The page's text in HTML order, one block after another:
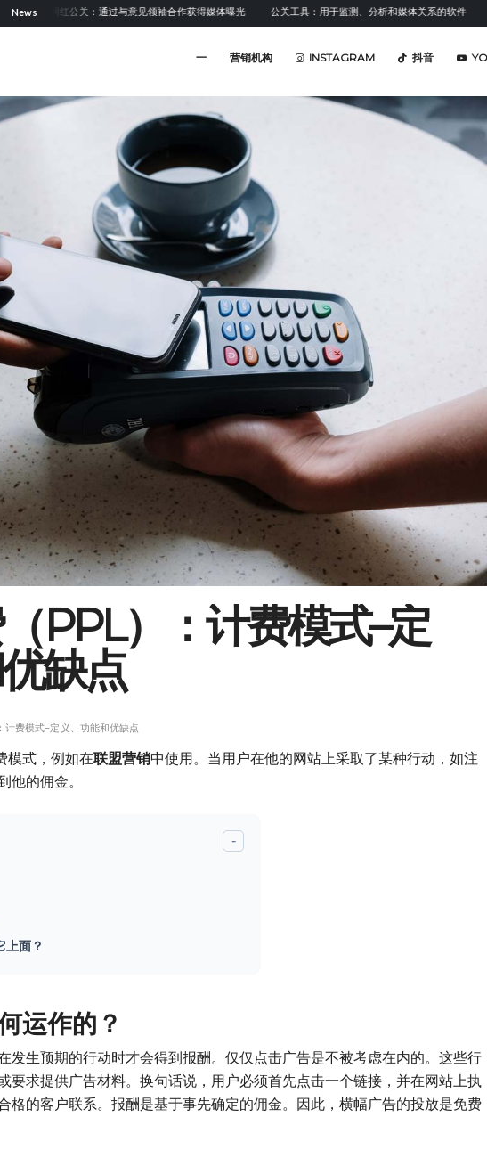
News
网红公关：通过与意见领袖合作获得媒体曝光 公关工具：用于监测、分析和媒体关系的软件 情感分
一 营销机构 INSTAGRAM 抖音
PPL）：计费模式–定
缺点
计费模式–定义、功能和优缺点
模式，例如在联盟营销中使用。当用户在他的网站上采取了某种行动，如注
他的佣金。
-
上面？
运作的？
发生预期的行动时才会得到报酬。仅仅点击广告是不被考虑在内的。这些行
要求提供广告材料。换句话说，用户必须首先点击一个链接，并在网站上执
格的客户联系。报酬是基于事先确定的佣金。因此，横幅广告的投放是免费